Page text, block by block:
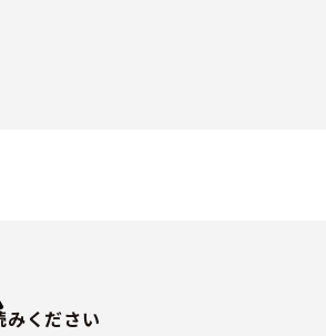
みください